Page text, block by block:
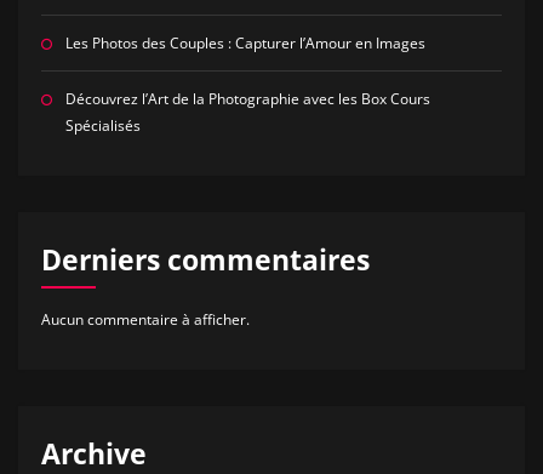
Les Photos des Couples : Capturer l’Amour en Images
Découvrez l’Art de la Photographie avec les Box Cours
Spécialisés
Derniers commentaires
Aucun commentaire à afficher.
Archive